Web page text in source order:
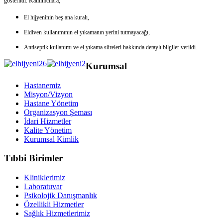
El hijyeninin beş ana kuralı,
Eldiven kullanımının el yıkamanın yerini tutmayacağı,
Antiseptik kullanımı ve el yıkama süreleri hakkında detaylı bilgiler verildi.
Kurumsal
Hastanemiz
Misyon/Vizyon
Hastane Yönetim
Organizasyon Şeması
İdari Hizmetler
Kalite Yönetim
Kurumsal Kimlik
Tıbbi Birimler
Kliniklerimiz
Laboratuvar
Psikolojik Danışmanlık
Özellikli Hizmetler
Sağlık Hizmetlerimiz